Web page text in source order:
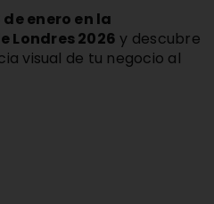
enero en la
Londres 2026 y descubre
visual de tu negocio al